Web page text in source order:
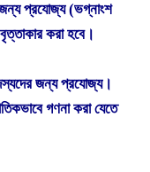
জন্য প্রযোজ্য (ভগ্নাংশ
করা হবে।
জন্য প্রযোজ্য।
গণনা করা যেতে